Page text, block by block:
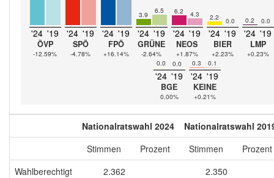
'24 '19
ÖVP
-12.59%
'24 '19
SPÖ
-4.78%
'24 '19
FPÖ
+16.14%
3.9 6.5
'24 '19
GRÜNE
-2.64%
6.2 4.3
'24 '19
NEOS
+1.87%
2.2 0.0
'24 '19
BIER
+2.23%
0.2 0.0
'24 '19
LMP
+0.23%
0.0
0.0
'24 '19
BGE
0.00%
0.3 0.1
'24 '19
KEINE
+0.21%
Nationalratswahl 2024
Nationalratswahl
Stimmen
Prozent Stimmen
Prozent
Wahlberechtigt
2.362
2.350